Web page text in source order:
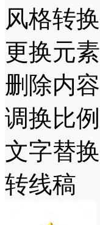
风格转换
更换元素
删除内容
调换比例
文字替换
转线稿